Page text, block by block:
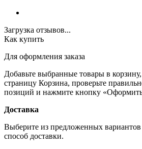
Загрузка отзывов...
Как купить
Для оформления заказа
Добавьте выбранные товары в
страницу Корзина, проверьте
позиций и нажмите кнопку «Оформить
Доставка
Выберите из предложенных
способ доставки.